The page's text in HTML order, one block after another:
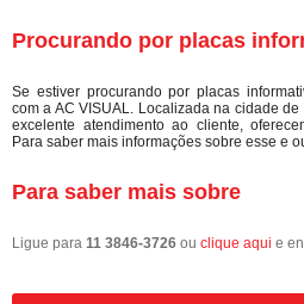
Procurando por placas
Se estiver procurando por placas
com a AC VISUAL. Localizada na cidade
excelente atendimento ao cliente,
Para saber mais informações sobre esse e
Para saber mais sobre
Ligue para 11 3846-3726 ou clique aqui e